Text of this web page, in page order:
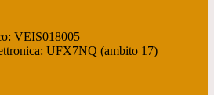
VEIS018005
UFX7NQ (ambito 17)